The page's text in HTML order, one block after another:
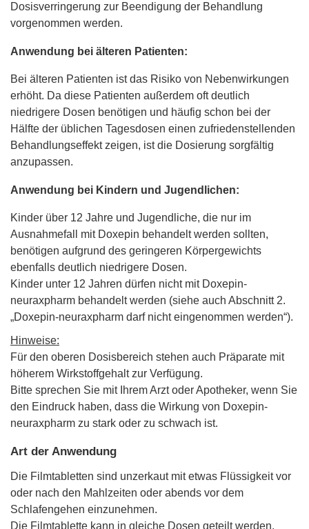
Dosisverringerung zur Beendigung der Behandlung
vorgenommen werden.
Anwendung bei älteren Patienten:
Bei älteren Patienten ist das Risiko von Nebenwirkungen
erhöht. Da diese Patienten außerdem oft deutlich
niedrigere Dosen benötigen und häufig schon bei der
Hälfte der üblichen Tagesdosen einen zufriedenstellenden
Behandlungseffekt zeigen, ist die Dosierung sorgfältig
anzupassen.
Anwendung bei Kindern und Jugendlichen:
Kinder über 12 Jahre und Jugendliche, die nur im
Ausnahmefall mit Doxepin behandelt werden sollten,
benötigen aufgrund des geringeren Körpergewichts
ebenfalls deutlich niedrigere Dosen.
Kinder unter 12 Jahren dürfen nicht mit Doxepin-
neuraxpharm behandelt werden (siehe auch Abschnitt 2.
„Doxepin-neuraxpharm darf nicht eingenommen werden“).
Hinweise:
Für den oberen Dosisbereich stehen auch Präparate mit
höherem Wirkstoffgehalt zur Verfügung.
Bitte sprechen Sie mit Ihrem Arzt oder Apotheker, wenn Sie
den Eindruck haben, dass die Wirkung von Doxepin-
neuraxpharm zu stark oder zu schwach ist.
Art der Anwendung
Die Filmtabletten sind unzerkaut mit etwas Flüssigkeit vor
oder nach den Mahlzeiten oder abends vor dem
Schlafengehen einzunehmen.
Die Filmtablette kann in gleiche Dosen geteilt werden.